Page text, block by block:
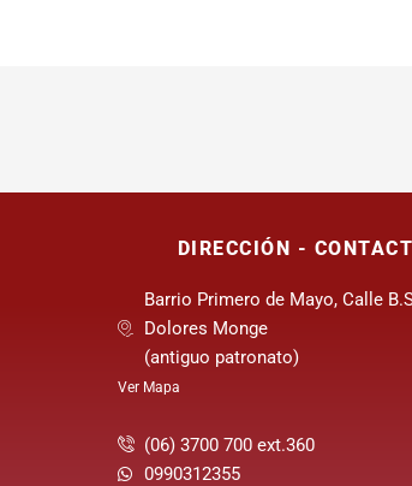
DIRECCIÓN -
Barrio Primero de Mayo, Calle
Dolores Monge
(antiguo patronato)
Ver Mapa
(06) 3700 700 ext.360
0990312355